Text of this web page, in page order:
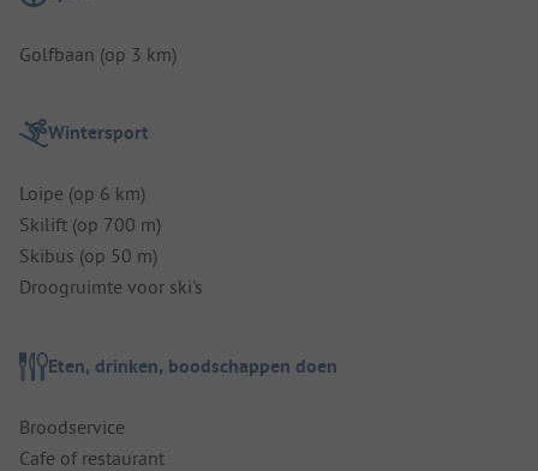
Golfbaan (op 3 km)
Wintersport
Loipe (op 6 km)
Skilift (op 700 m)
Skibus (op 50 m)
Droogruimte voor ski's
Eten, drinken, boodschappen doen
Broodservice
Cafe of restaurant